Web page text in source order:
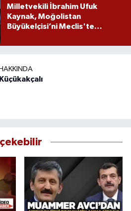
Milletvekili İbrahim Ufuk
Kaynak, Moğolistan
Büyükelçisi’ni Meclis'te